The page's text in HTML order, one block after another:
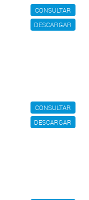
CONSULTAR
DESCARGAR
CONSULTAR
DESCARGAR